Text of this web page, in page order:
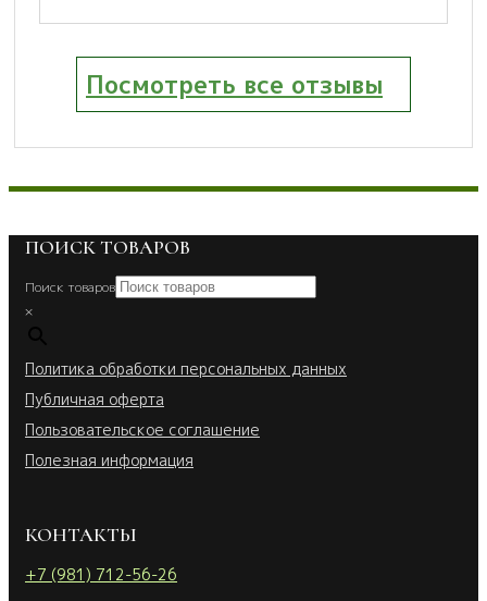
Посмотреть все отзывы
ПОИСК ТОВАРОВ
Поиск товаров
×
Политика обработки персональных данных
Публичная оферта
Пользовательское соглашение
Полезная информация
КОНТАКТЫ
+7 (981) 712-56-26